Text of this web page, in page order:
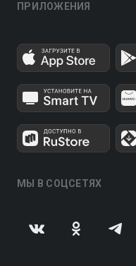
ПРИЛОЖЕНИЯ
МЫ В СОЦСЕТЯХ